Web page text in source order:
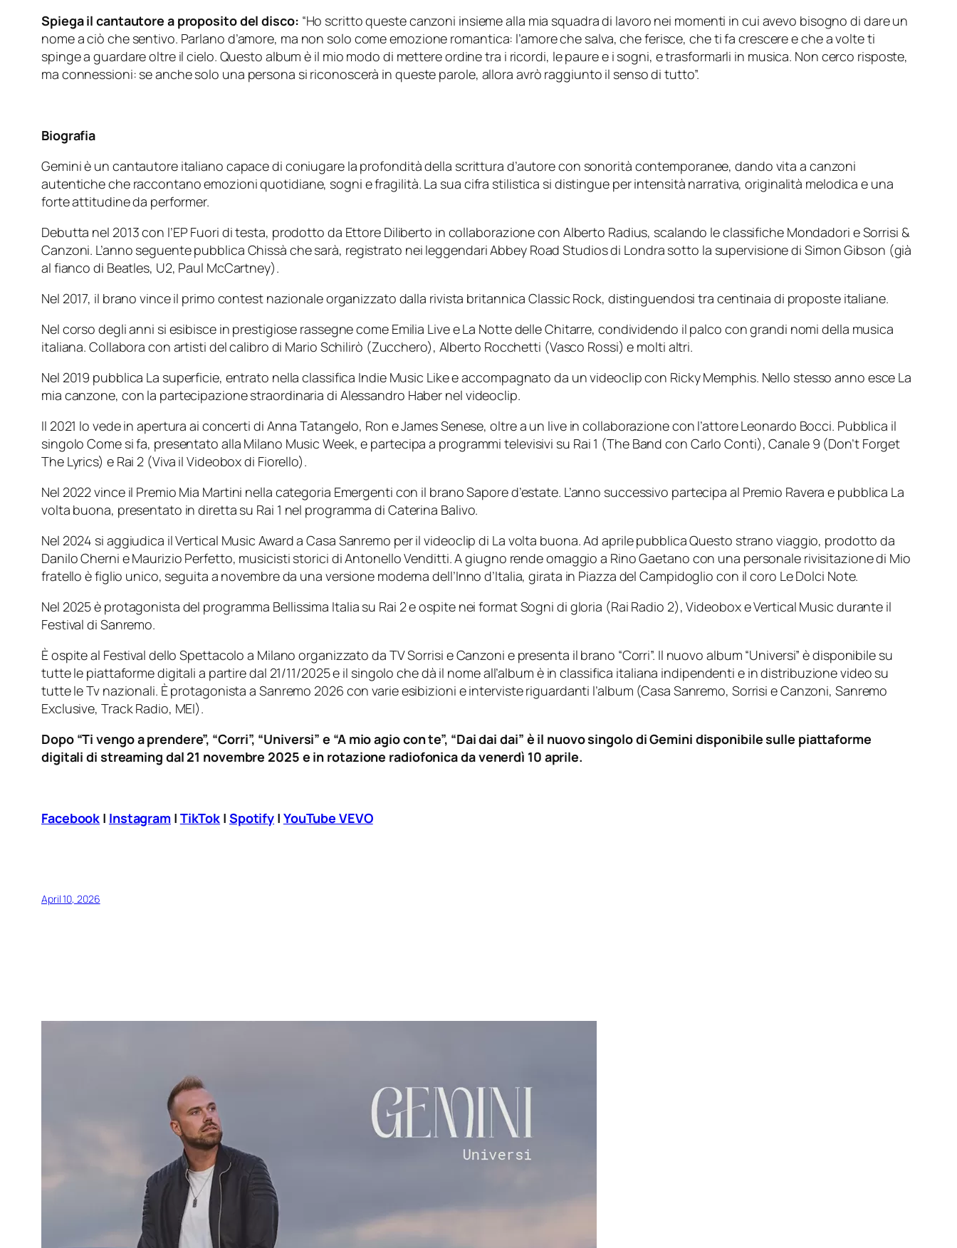
Spiega il cantautore a proposito del disco: “Ho scritto queste canzoni insieme alla mia squadra di lavoro nei momenti in cui avevo bisogno di dare un
nome a ciò che sentivo. Parlano d’amore, ma non solo come emozione romantica: l’amore che salva, che ferisce, che ti fa crescere e che a volte ti
spinge a guardare oltre il cielo. Questo album è il mio modo di mettere ordine tra i ricordi, le paure e i sogni, e trasformarli in musica. Non cerco risposte,
ma connessioni: se anche solo una persona si riconoscerà in queste parole, allora avrò raggiunto il senso di tutto”.
Biografia
Gemini è un cantautore italiano capace di coniugare la profondità della scrittura d’autore con sonorità contemporanee, dando vita a canzoni
autentiche che raccontano emozioni quotidiane, sogni e fragilità. La sua cifra stilistica si distingue per intensità narrativa, originalità melodica e una
forte attitudine da performer.
Debutta nel 2013 con l’EP Fuori di testa, prodotto da Ettore Diliberto in collaborazione con Alberto Radius, scalando le classifiche Mondadori e Sorrisi &
Canzoni. L’anno seguente pubblica Chissà che sarà, registrato nei leggendari Abbey Road Studios di Londra sotto la supervisione di Simon Gibson (già
al fianco di Beatles, U2, Paul McCartney).
Nel 2017, il brano vince il primo contest nazionale organizzato dalla rivista britannica Classic Rock, distinguendosi tra centinaia di proposte italiane.
Nel corso degli anni si esibisce in prestigiose rassegne come Emilia Live e La Notte delle Chitarre, condividendo il palco con grandi nomi della musica
italiana. Collabora con artisti del calibro di Mario Schilirò (Zucchero), Alberto Rocchetti (Vasco Rossi) e molti altri.
Nel 2019 pubblica La superficie, entrato nella classifica Indie Music Like e accompagnato da un videoclip con Ricky Memphis. Nello stesso anno esce La
mia canzone, con la partecipazione straordinaria di Alessandro Haber nel videoclip.
Il 2021 lo vede in apertura ai concerti di Anna Tatangelo, Ron e James Senese, oltre a un live in collaborazione con l’attore Leonardo Bocci. Pubblica il
singolo Come si fa, presentato alla Milano Music Week, e partecipa a programmi televisivi su Rai 1 (The Band con Carlo Conti), Canale 9 (Don’t Forget
The Lyrics) e Rai 2 (Viva il Videobox di Fiorello).
Nel 2022 vince il Premio Mia Martini nella categoria Emergenti con il brano Sapore d’estate. L’anno successivo partecipa al Premio Ravera e pubblica La
volta buona, presentato in diretta su Rai 1 nel programma di Caterina Balivo.
Nel 2024 si aggiudica il Vertical Music Award a Casa Sanremo per il videoclip di La volta buona. Ad aprile pubblica Questo strano viaggio, prodotto da
Danilo Cherni e Maurizio Perfetto, musicisti storici di Antonello Venditti. A giugno rende omaggio a Rino Gaetano con una personale rivisitazione di Mio
fratello è figlio unico, seguita a novembre da una versione moderna dell’Inno d’Italia, girata in Piazza del Campidoglio con il coro Le Dolci Note.
Nel 2025 è protagonista del programma Bellissima Italia su Rai 2 e ospite nei format Sogni di gloria (Rai Radio 2), Videobox e Vertical Music durante il
Festival di Sanremo.
È ospite al Festival dello Spettacolo a Milano organizzato da TV Sorrisi e Canzoni e presenta il brano “Corri”. Il nuovo album “Universi” è disponibile su
tutte le piattaforme digitali a partire dal 21/11/2025 e il singolo che dà il nome all’album è in classifica italiana indipendenti e in distribuzione video su
tutte le Tv nazionali. È protagonista a Sanremo 2026 con varie esibizioni e interviste riguardanti l’album (Casa Sanremo, Sorrisi e Canzoni, Sanremo
Exclusive, Track Radio, MEI).
Dopo “Ti vengo a prendere”, “Corri”, “Universi” e “A mio agio con te”, “Dai dai dai” è il nuovo singolo di Gemini disponibile sulle piattaforme
digitali di streaming dal 21 novembre 2025 e in rotazione radiofonica da venerdì 10 aprile.
Facebook | Instagram | TikTok | Spotify | YouTube VEVO
April 10, 2026